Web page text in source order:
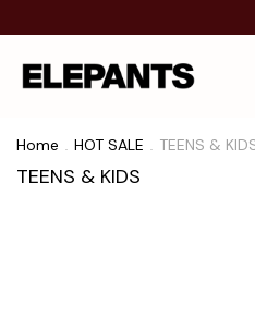
Home HOT SALE TEENS &
TEENS & KIDS